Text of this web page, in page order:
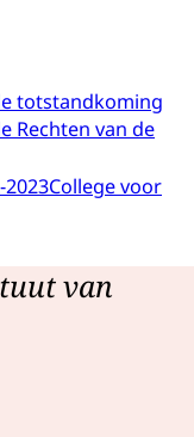
totstandkoming
Rechten van de
2023College voor
van